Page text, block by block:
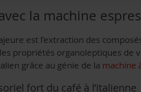
la machine
est l’extraction des
propriétés organoleptiques de
grâce au génie de la machine
fort du café à l’italienne